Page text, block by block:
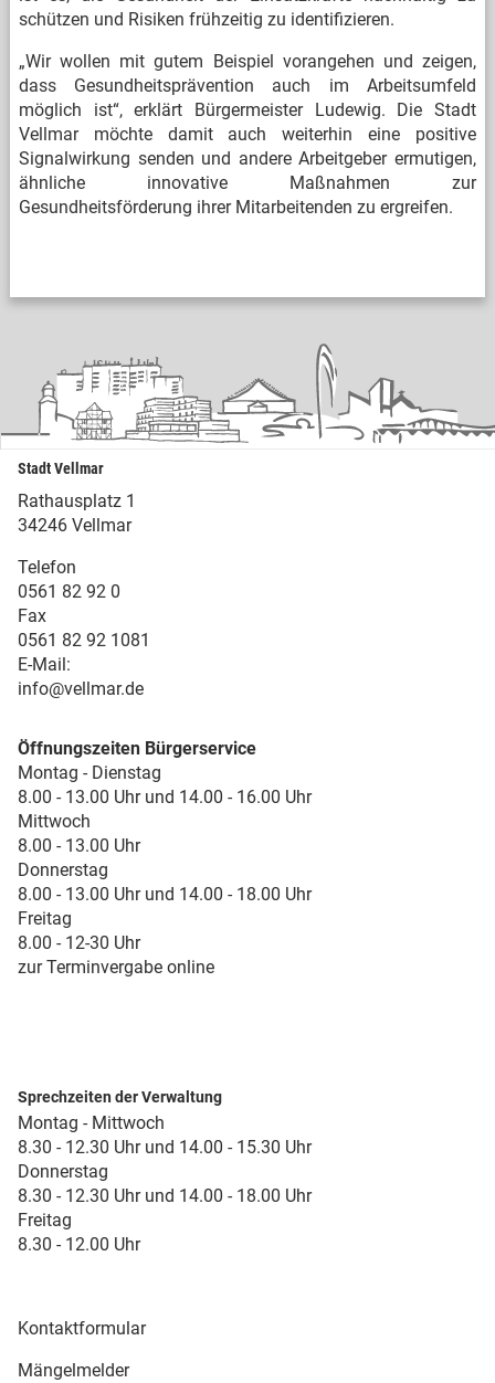
schützen und Risiken frühzeitig zu identifizieren.
„Wir wollen mit gutem Beispiel vorangehen und zeigen,
dass Gesundheitsprävention auch im Arbeitsumfeld
möglich ist“, erklärt Bürgermeister Ludewig. Die Stadt
Vellmar möchte damit auch weiterhin eine positive
Signalwirkung senden und andere Arbeitgeber ermutigen,
ähnliche innovative Maßnahmen zur
Gesundheitsförderung ihrer Mitarbeitenden zu ergreifen.
Stadt Vellmar
Rathausplatz 1
34246 Vellmar
Telefon
0561 82 92 0
Fax
0561 82 92 1081
E-Mail:
info@vellmar.de
Öffnungszeiten Bürgerservice
Montag - Dienstag
8.00 - 13.00 Uhr und 14.00 - 16.00 Uhr
Mittwoch
8.00 - 13.00 Uhr
Donnerstag
8.00 - 13.00 Uhr und 14.00 - 18.00 Uhr
Freitag
8.00 - 12-30 Uhr
zur Terminvergabe online
Sprechzeiten der Verwaltung
Montag - Mittwoch
8.30 - 12.30 Uhr und 14.00 - 15.30 Uhr
Donnerstag
8.30 - 12.30 Uhr und 14.00 - 18.00 Uhr
Freitag
8.30 - 12.00 Uhr
Kontaktformular
Mängelmelder